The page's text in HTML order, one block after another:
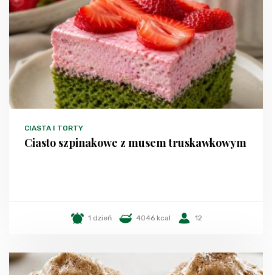
CIASTA I TORTY
Ciasto szpinakowe z musem truskawkowym
1 dzień 4046 kcal 12